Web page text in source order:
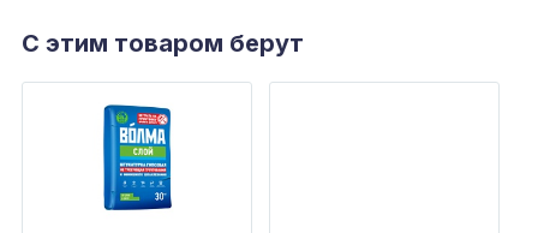
С этим товаром берут